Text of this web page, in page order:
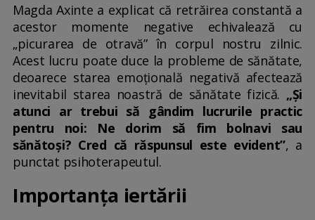
Magda Axinte a explicat că retrăirea constantă a
acestor momente negative echivalează cu
„picurarea de otravă” în corpul nostru zilnic.
Acest lucru poate duce la probleme de sănătate,
deoarece starea emoțională negativă afectează
inevitabil starea noastră de sănătate fizică. „Și
atunci ar trebui să gândim lucrurile practic
pentru noi: Ne dorim să fim bolnavi sau
sănătoși? Cred că răspunsul este evident”, a
punctat psihoterapeutul.
Importanța iertării